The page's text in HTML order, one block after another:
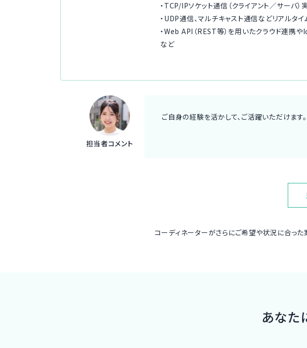
・TCP/IPソケット通信（クライアント／サーバ）
・UDP通信、マルチキャスト通信などリアルタ
・Web API（REST等）を用いたクラウド連携
など
担当者コメント
ご自身の経験を活かして、ご活躍いただけます。
コーディネーターがさらにご希望や状況に合っ
あなた